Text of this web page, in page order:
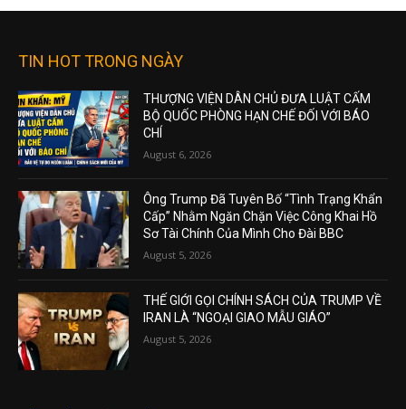
TIN HOT TRONG NGÀY
THƯỢNG VIỆN DÂN CHỦ ĐƯA LUẬT CẤM
BỘ QUỐC PHÒNG HẠN CHẾ ĐỐI VỚI BÁO
CHÍ
August 6, 2026
Ông Trump Đã Tuyên Bố “Tình Trạng Khẩn
Cấp” Nhằm Ngăn Chặn Việc Công Khai Hồ
Sơ Tài Chính Của Mình Cho Đài BBC
August 5, 2026
THẾ GIỚI GỌI CHÍNH SÁCH CỦA TRUMP VỀ
IRAN LÀ “NGOẠI GIAO MẪU GIÁO”
August 5, 2026